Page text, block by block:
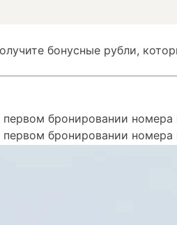
бонусные рубли,
бронировании номера
бронировании номера